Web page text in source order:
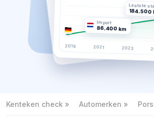
Laatste
184.500
Import
86.400 km
2019 2021 2023
Kenteken check Automerken